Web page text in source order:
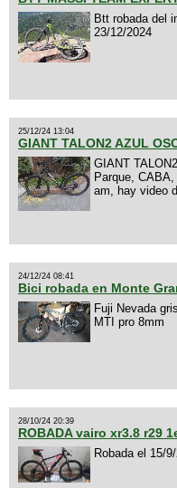
Btt robada del
23/12/2024
25/12/24 13:04
GIANT TALON2 AZUL
GIANT
Parque,
am, hay video
24/12/24 08:41
Bici robada en Monte
Fuji Nevada
MTI pro 8mm
28/10/24 20:39
ROBADA vairo xr3.8 r29
Robada el 15/